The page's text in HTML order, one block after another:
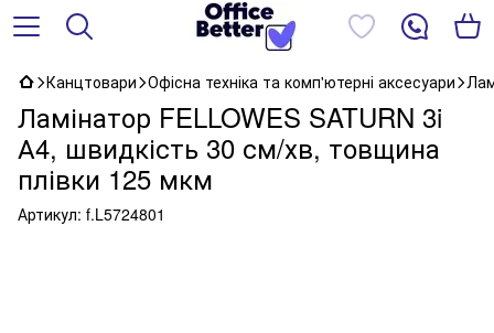
Канцтовари Офісна техніка та комп'ютерні аксесуари
Ламінатор FELLOWES SATURN 3i
А4, швидкість 30 см/хв, товщина
плівки 125 мкм
Артикул: f.L5724801